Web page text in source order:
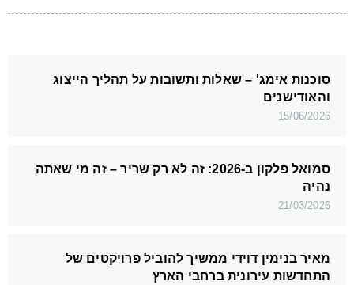
סוכנות אימג' – שאלות ותשובות על תהליך הייצוג
והאודישנים
15/06/2026
סמואל פלקון ב-2026: זה לא רק שריר – זה מי שאתה
נהיה
21/03/2026
מאיר בנימין דוידי ממשיך להוביל פרויקטים של
התחדשות עירונית ברחבי הארץ